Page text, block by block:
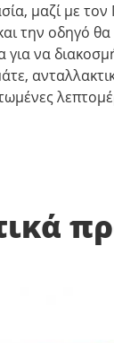
μαζί με
την οδηγό θα
για να